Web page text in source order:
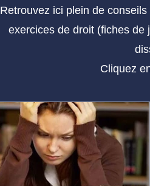
Retrouvez ici plein de
exercices de droit (fiches de
Cliquez